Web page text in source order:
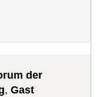
der
,Gast